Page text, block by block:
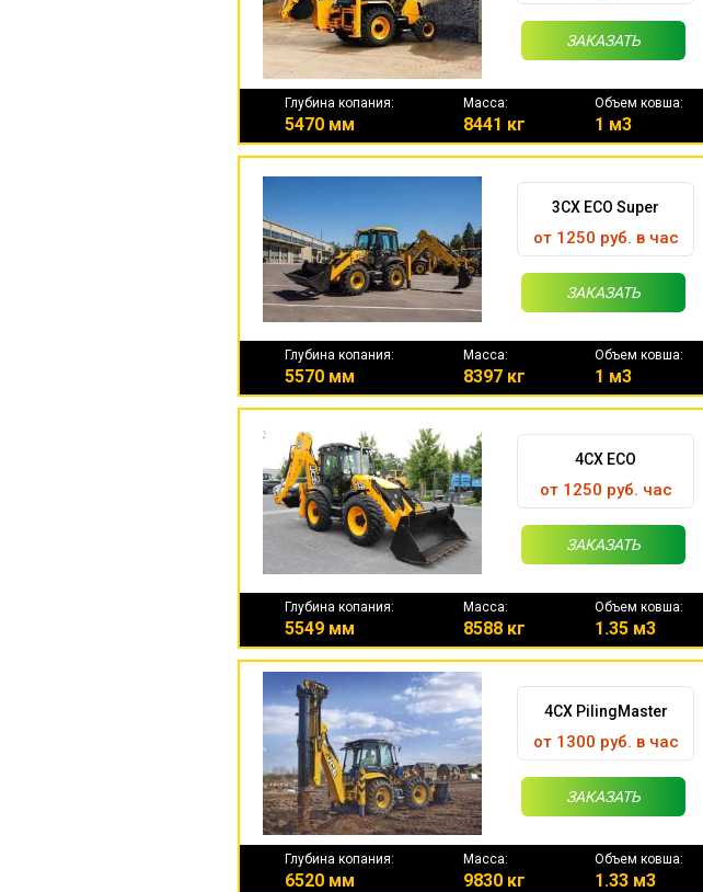
ЗАКАЗАТЬ
Глубина копания:
5470 мм
Масса:
8441 кг
Объем ковша:
1 м3
3CX ECO Super
от 1250 руб. в час
ЗАКАЗАТЬ
Глубина копания:
5570 мм
Масса:
8397 кг
Объем ковша:
1 м3
4CX ECO
от 1250 руб. час
ЗАКАЗАТЬ
Глубина копания:
5549 мм
Масса:
8588 кг
Объем ковша:
1.35 м3
4CX PilingMaster
от 1300 руб. в час
ЗАКАЗАТЬ
Глубина копания:
6520 мм
Масса:
9830 кг
Объем ковша:
1.33 м3